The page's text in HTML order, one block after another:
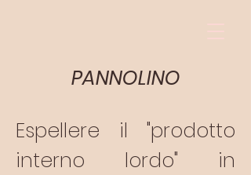
PANNOLINO
Espellere il "prodotto
interno lordo" in